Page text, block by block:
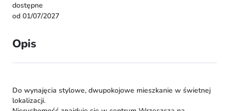
dostępne
od 01/07/2027
Opis
Do wynajęcia stylowe, dwupokojowe mieszkanie w świetnej
lokalizacji.